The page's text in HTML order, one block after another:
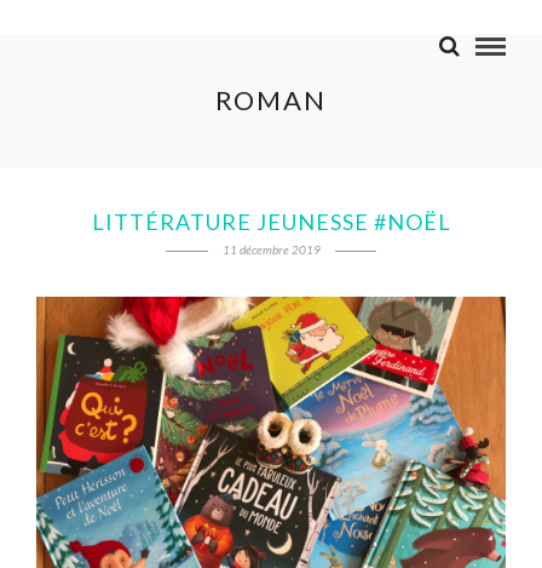
ROMAN
LITTÉRATURE JEUNESSE #NOËL
11 décembre 2019